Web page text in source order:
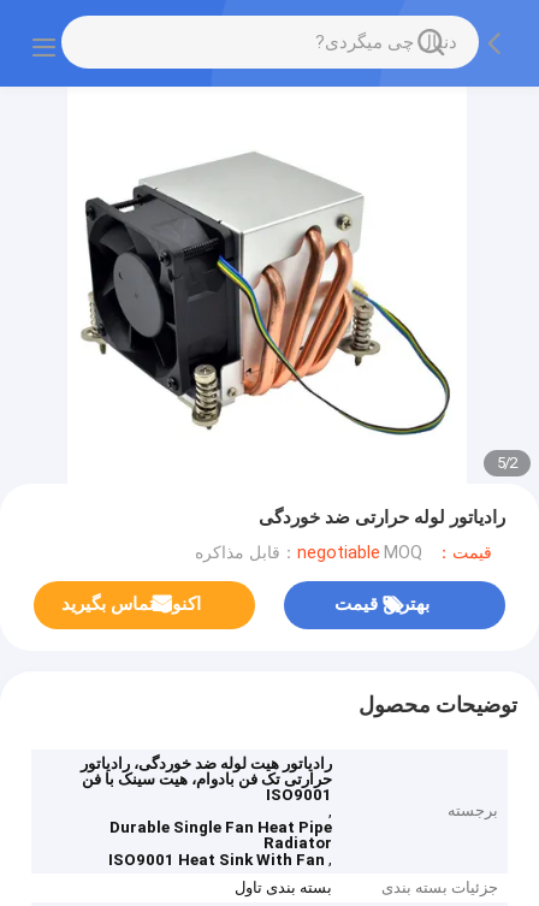
2
/
5
رادیاتور لوله حرارتی ضد خوردگی
قیمت：negotiable MOQ：قابل مذاکره
بهترین قیمت اکنون تماس بگیرید
توضیحات محصول
برجسته
رادیاتور هیت لوله ضد خوردگی، رادیاتور
حرارتی تک فن بادوام، هیت سینک با فن
ISO9001
,
Durable Single Fan Heat Pipe
Radiator
,
ISO9001 Heat Sink With Fan
جزئیات بسته بندی
بسته بندی تاول